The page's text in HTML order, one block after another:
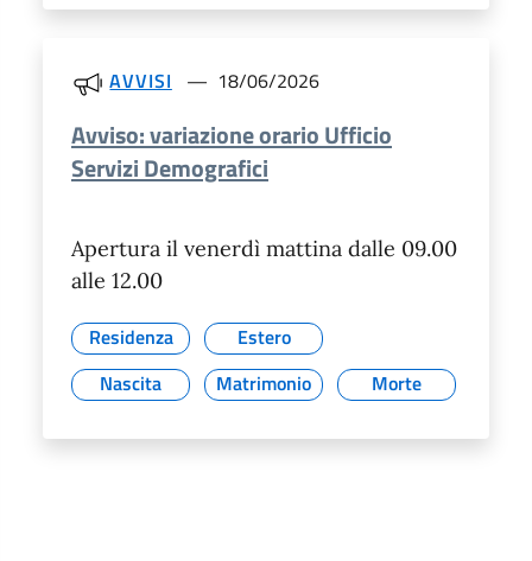
AVVISI 18/06/2026
Avviso: variazione orario Ufficio
Servizi Demografici
Apertura il venerdì mattina dalle 09.00
alle 12.00
Residenza
Estero
Nascita
Matrimonio Morte